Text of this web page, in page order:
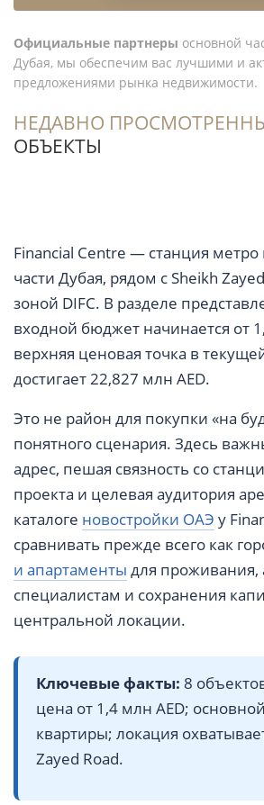
Официальные партнеры основной
Дубая, мы обеспечим вас лучшими и
предложениями рынка недвижимости.
НЕДАВНО
ОБЪЕКТЫ
Financial Centre — станция
части Дубая, рядом с Sheikh
зоной DIFC. В разделе
входной бюджет начинается от
верхняя ценовая точка в
достигает 22,827 млн AED.
Это не район для покупки «на
понятного сценария. Здесь
адрес, пешая связность со
проекта и целевая аудитория
каталоге новостройки ОАЭ у
сравнивать прежде всего как
и апартаменты для проживания,
специалистам и сохранения
центральной локации.
Ключевые факты: 8
цена от 1,4 млн AED;
квартиры; локация
Zayed Road.